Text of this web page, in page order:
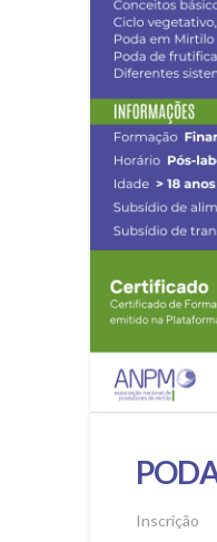
Inscrição